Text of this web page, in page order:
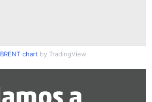
BRENT chart by TradingView